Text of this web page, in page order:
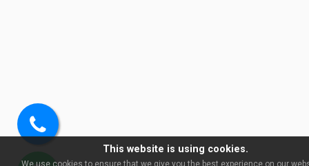
Soita
meille This website is using cookies.
We use cookies to ensure that we give you the best experience on our